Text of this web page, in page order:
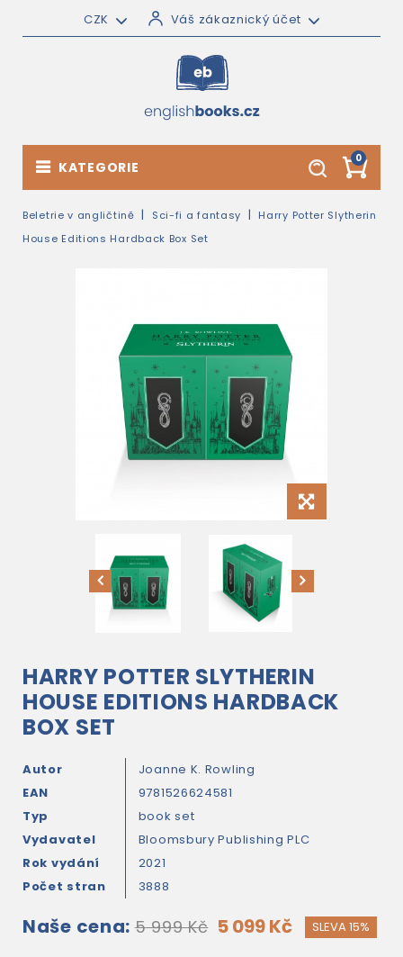
CZK Váš zákaznický účet
0
KATEGORIE
Beletrie v angličtině Sci-fi a fantasy
Harry Potter Slytherin
House Editions Hardback Box Set
HARRY POTTER SLYTHERIN
HOUSE EDITIONS HARDBACK
BOX SET
Autor
Joanne K. Rowling
EAN
9781526624581
Typ
book set
Vydavatel
Bloomsbury Publishing PLC
Rok vydání
2021
Počet stran
3888
Naše cena: 5 999 Kč 5 099 Kč SLEVA 15%